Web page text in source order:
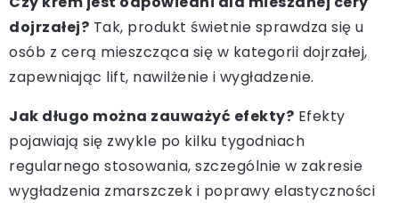
dojrzałej? Tak, produkt świetnie sprawdza się u
osób z cerą mieszcząca się w kategorii dojrzałej,
zapewniając lift, nawilżenie i wygładzenie.
Jak długo można zauważyć efekty? Efekty
pojawiają się zwykle po kilku tygodniach
regularnego stosowania, szczególnie w zakresie
wygładzenia zmarszczek i poprawy elastyczności